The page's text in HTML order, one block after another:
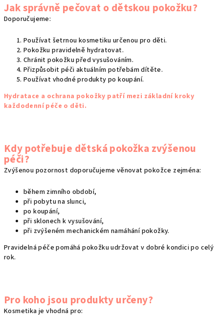
Jak správně pečovat o dětskou pokožku?
Doporučujeme:
Používat šetrnou kosmetiku určenou pro děti.
Pokožku pravidelně hydratovat.
Chránit pokožku před vysušováním.
Přizpůsobit péči aktuálním potřebám dítěte.
Používat vhodné produkty po koupání.
Hydratace a ochrana pokožky patří mezi základní kroky
každodenní péče o děti.
Kdy potřebuje dětská pokožka zvýšenou
péči?
Zvýšenou pozornost doporučujeme věnovat pokožce zejména:
během zimního období,
při pobytu na slunci,
po koupání,
při sklonech k vysušování,
při zvýšeném mechanickém namáhání pokožky.
Pravidelná péče pomáhá pokožku udržovat v dobré kondici po celý
rok.
Pro koho jsou produkty určeny?
Kosmetika je vhodná pro: